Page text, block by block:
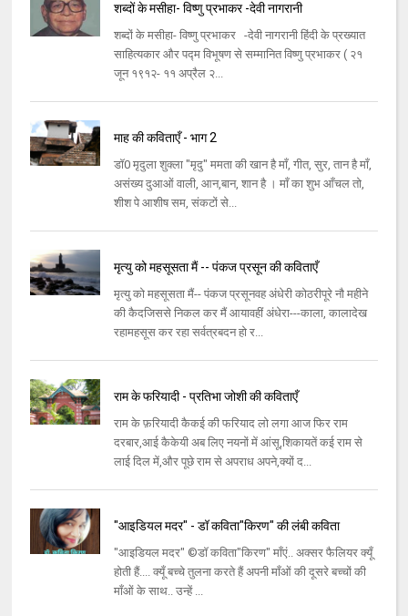
शब्दों के मसीहा- विष्णु प्रभाकर -देवी नागरानी
शब्दों के मसीहा- विष्णु प्रभाकर -देवी नागरानी हिंदी के प्रख्यात
साहित्यकार और पद्म विभूषण से सम्मानित विष्णु प्रभाकर ( २१
जून १९१२- ११ अप्रैल २...
माह की कविताएँ - भाग 2
डॉ0 मृदुला शुक्ला "मृदु" ममता की खान है माँ, गीत, सुर, तान है माँ,
असंख्य दुआओं वाली, आन,बान, शान है । माँ का शुभ आँचल तो,
शीश पे आशीष सम, संकटों से...
मृत्यु को महसूसता मैं -- पंकज प्रसून की कविताएँ
मृत्यु को महसूसता मैं-- पंकज प्रसूनवह अंधेरी कोठरीपूरे नौ महीने
की कैदजिससे निकल कर मैं आयावहीं अंधेरा---काला, कालादेख
रहामहसूस कर रहा सर्वत्रबदन हो र...
राम के फरियादी - प्रतिभा जोशी की कविताएँ
राम के फ़रियादी कैकई की फरियाद लो लगा आज फिर राम
दरबार,आई कैकेयी अब लिए नयनों में आंसू,शिकायतें कई राम से
लाई दिल में,और पूछे राम से अपराध अपने,क्यों द...
"आइडियल मदर" - डॉ कविता"किरण" की लंबी कविता
"आइडियल मदर" ©डॉ कविता"किरण" माँएं.. अक्सर फैलियर क्यूँ
होती हैं.... क्यूँ बच्चे तुलना करते हैं अपनी माँओं की दूसरे बच्चों की
माँओं के साथ.. उन्हें ...